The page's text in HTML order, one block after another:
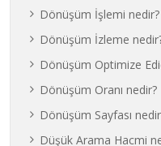
Dönüşüm İşlemi nedir?
Dönüşüm İzleme
Dönüşüm Optimize
Dönüşüm Oranı nedir?
Dönüşüm Sayfası
Düşük Arama Hacmi